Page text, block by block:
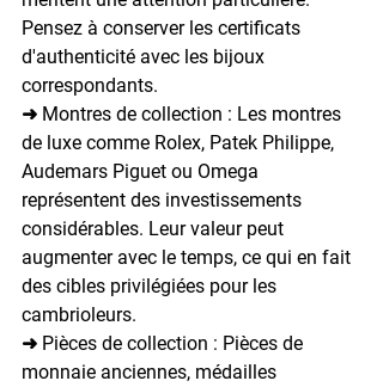
Pensez à conserver les certificats
d'authenticité avec les bijoux
correspondants.
➜ Montres de collection : Les montres
de luxe comme Rolex, Patek Philippe,
Audemars Piguet ou Omega
représentent des investissements
considérables. Leur valeur peut
augmenter avec le temps, ce qui en fait
des cibles privilégiées pour les
cambrioleurs.
➜ Pièces de collection : Pièces de
monnaie anciennes, médailles